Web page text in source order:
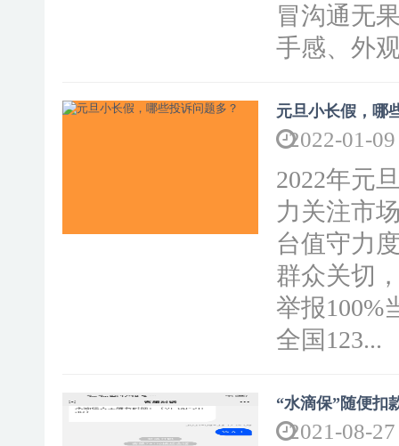
冒沟通无
手感、外
元旦小长假，哪
2022-01-09
2022年元
力关注市
台值守力
群众关切
举报100%
全国123...
“水滴保”随便扣
2021-08-27